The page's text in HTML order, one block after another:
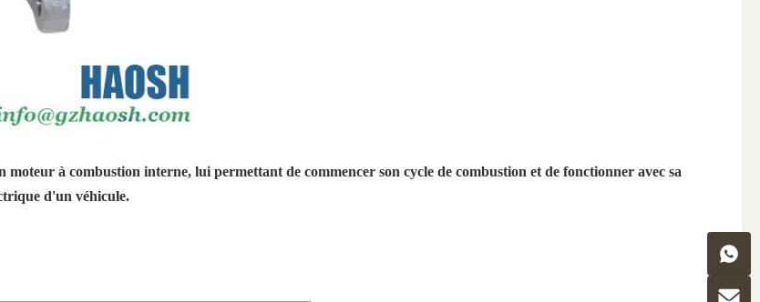
à combustion interne, lui permettant de commencer son cycle de combustion et de fonctionner avec sa
d'un véhicule.